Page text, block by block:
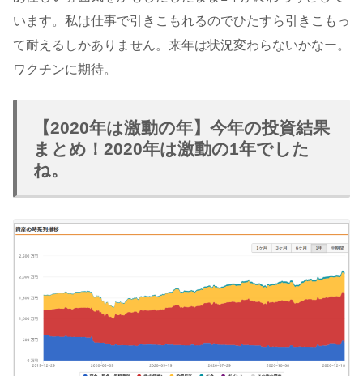
います。私は仕事で引きこもれるのでひたすら引きこもっ
て耐えるしかありません。来年は状況変わらないかなー。
ワクチンに期待。
【2020年は激動の年】今年の投資結果
まとめ！2020年は激動の1年でした
ね。